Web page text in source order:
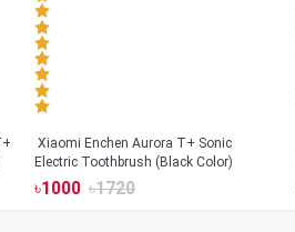
Xiaomi Enchen Aurora T+ Sonic
Electric Toothbrush (Black Color)
৳1000 ৳1720